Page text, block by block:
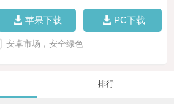
苹果下载 PC下载
安卓市场，安全绿色
排行